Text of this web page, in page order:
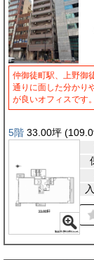
仲御徒町駅、上野御
通りに面した分かり
が良いオフィスです。
5階 33.00坪